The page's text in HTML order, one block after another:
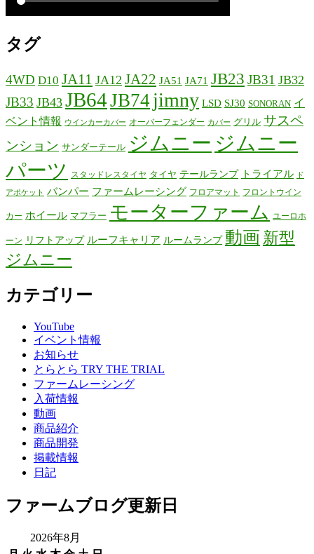
タグ
4WD D10 JA11 JA12 JA22 JA51 JA71 JB23 JB31 JB32
JB33 JB43 JB64JB74 jimny LSD SJ30 SONORAN イ
ベント情報
ウインカーカバー オーバーフェンダー カバー グリル サスペ
ンション サンダーテール ジムニー ジムニー
パーツ
スタッドレスタイヤ タイヤ テールランプ トライアル ド
アポケット バンパー ファームレーシング フロアマット フロントウイン
カー ホイール マフラー モーターファーム ユーロホ
ーン リフトアップ ルーフキャリア ルームランプ 動画 新型
ジムニー
カテゴリー
YouTube
イベント情報
お知らせ
とらとら TRY THE TRIAL
ファームレーシング
入荷情報
動画
商品紹介
商品開発
掲載情報
日記
ファームブログ更新日
2026年8月